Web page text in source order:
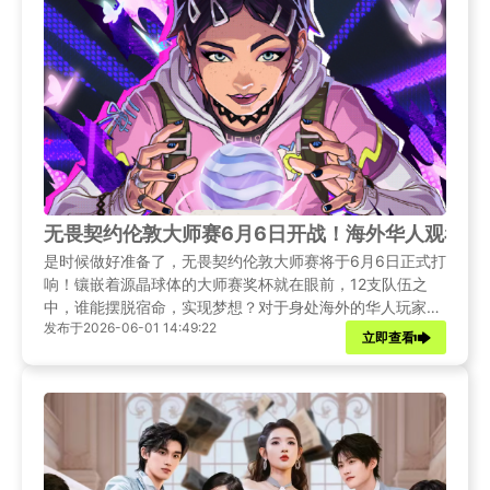
无畏契约伦敦大师赛6月6日开战！海外华人观看虎
是时候做好准备了，无畏契约伦敦大师赛将于6月6日正式打
响！镶嵌着源晶球体的大师赛奖杯就在眼前，12支队伍之
中，谁能摆脱宿命，实现梦想？对于身处海外的华人玩家和
电竞爱好者而言，如何流畅观看虎牙直播的赛事转播？
发布于2026-06-01 14:49:22
立即查看